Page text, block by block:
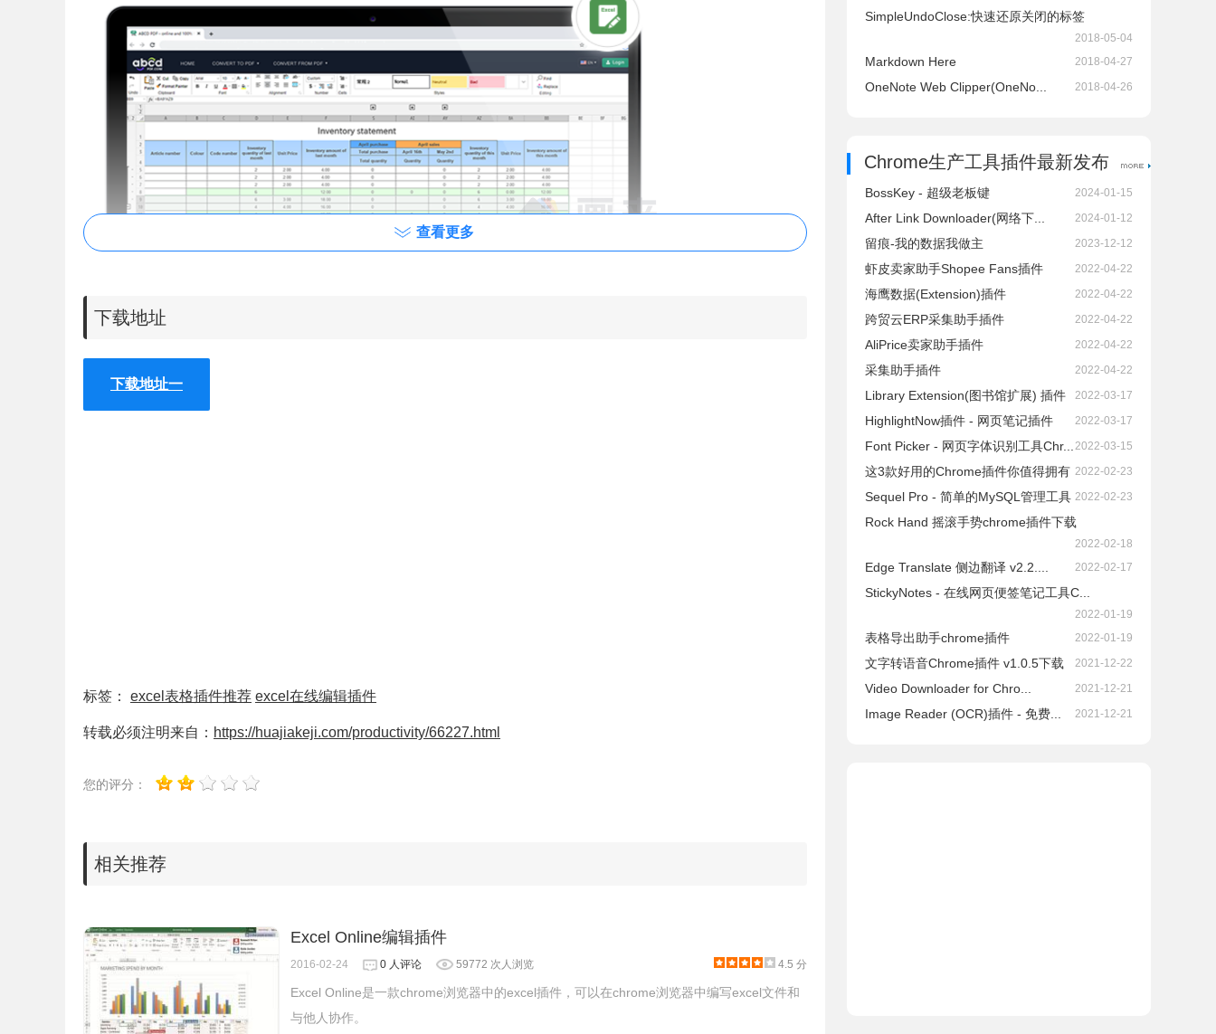
无广告。通过这款插件，你可以在任何时候使用Abcdpdf.com提供的在线版Excel编辑器来打开本地Excel文件，支
持预览、编辑和创建新表格。之前我们有介绍过该公司的同类产品：
如果无法访问chrome商店，请在本站下载Excel Editor Online插件的安装包，解压后将crx文件安装到你的谷歌浏
览器上。
查看更多
下载地址
下载地址一
标签： excel表格插件推荐 excel在线编辑插件
转载必须注明来自： https://huajiakeji.com/productivity/66227.html
您的评分：
相关推荐
Excel Online编辑插件
2016-02-24 0 人评论 59772 次人浏览 4.5 分
Excel Online是一款chrome浏览器中的excel插件，可以在chrome浏览器中编写excel文件和
与他人协作。
SimpleUndoClose:快速还原关闭的标签
2018-05-04
Markdown Here 2018-04-27
OneNote Web Clipper(OneNo... 2018-04-26
Chrome生产工具插件最新发布
BossKey - 超级老板键 2024-01-15
After Link Downloader(网络下... 2024-01-12
留痕-我的数据我做主 2023-12-12
虾皮卖家助手Shopee Fans插件 2022-04-22
海鹰数据(Extension)插件 2022-04-22
跨贸云ERP采集助手插件 2022-04-22
AliPrice卖家助手插件 2022-04-22
采集助手插件 2022-04-22
Library Extension(图书馆扩展) 插件 2022-03-17
HighlightNow插件 - 网页笔记插件 2022-03-17
Font Picker - 网页字体识别工具Chr... 2022-03-15
这3款好用的Chrome插件你值得拥有 2022-02-23
Sequel Pro - 简单的MySQL管理工具 2022-02-23
Rock Hand 摇滚手势chrome插件下载
2022-02-18
Edge Translate 侧边翻译 v2.2.... 2022-02-17
StickyNotes - 在线网页便签笔记工具C...
2022-01-19
表格导出助手chrome插件 2022-01-19
文字转语音Chrome插件 v1.0.5下载 2021-12-22
Video Downloader for Chro... 2021-12-21
Image Reader (OCR)插件 - 免费... 2021-12-21